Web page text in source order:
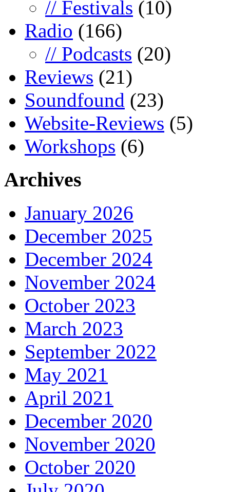
// Festivals (10)
Radio (166)
// Podcasts (20)
Reviews (21)
Soundfound (23)
Website-Reviews (5)
Workshops (6)
Archives
January 2026
December 2025
December 2024
November 2024
October 2023
March 2023
September 2022
May 2021
April 2021
December 2020
November 2020
October 2020